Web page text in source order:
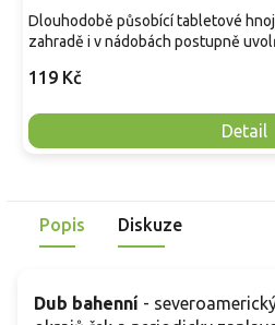
119 Kč
Detail
Dlouhodobě působící tabletové
zahradě i v nádobách postupně
Popis Diskuze
Dub bahenní -